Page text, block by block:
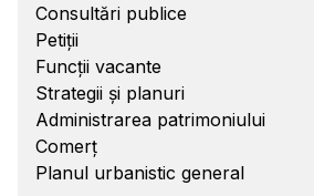
Consultări publice
Petiții
Funcții vacante
Strategii și planuri
Administrarea patrimoniului
Comerț
Planul urbanistic general